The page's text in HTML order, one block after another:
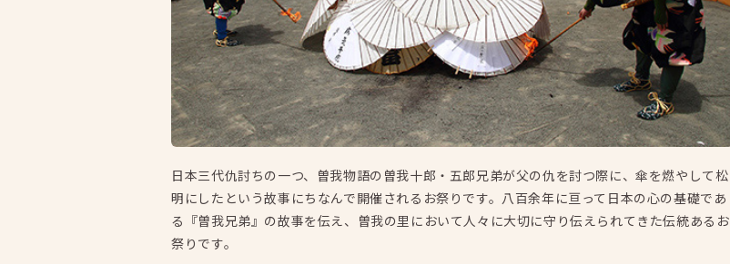
日本三代仇討ちの一つ、曽我物語の曽我十郎・五郎兄弟が父の仇を討つ際に、傘を燃やして松
明にしたという故事にちなんで開催されるお祭りです。八百余年に亘って日本の心の基礎であ
る『曽我兄弟』の故事を伝え、曽我の里において人々に大切に守り伝えられてきた伝統あるお
祭りです。